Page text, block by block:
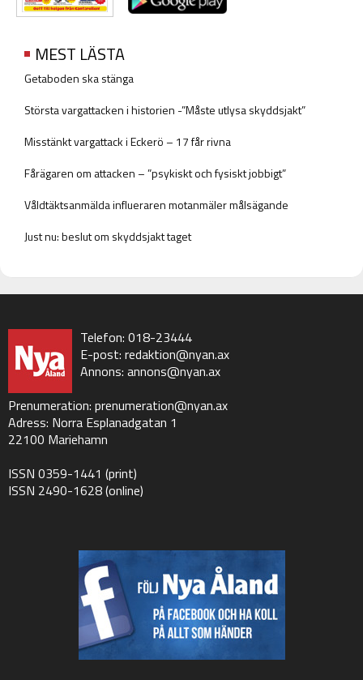
MEST LÄSTA
Getaboden ska stänga
Största vargattacken i historien -”Måste utlysa skyddsjakt”
Misstänkt vargattack i Eckerö – 17 får rivna
Fårägaren om attacken – ”psykiskt och fysiskt jobbigt”
Våldtäktsanmälda influeraren motanmäler målsägande
Just nu: beslut om skyddsjakt taget
Telefon: 018-23444
E-post: redaktion@nyan.ax
Annons: annons@nyan.ax
Prenumeration: prenumeration@nyan.ax
Adress: Norra Esplanadgatan 1
22100 Mariehamn
ISSN 0359-1441 (print)
ISSN 2490-1628 (online)